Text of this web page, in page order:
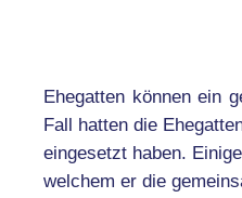
Ehegatten können ein
Fall hatten die
eingesetzt haben.
welchem er die